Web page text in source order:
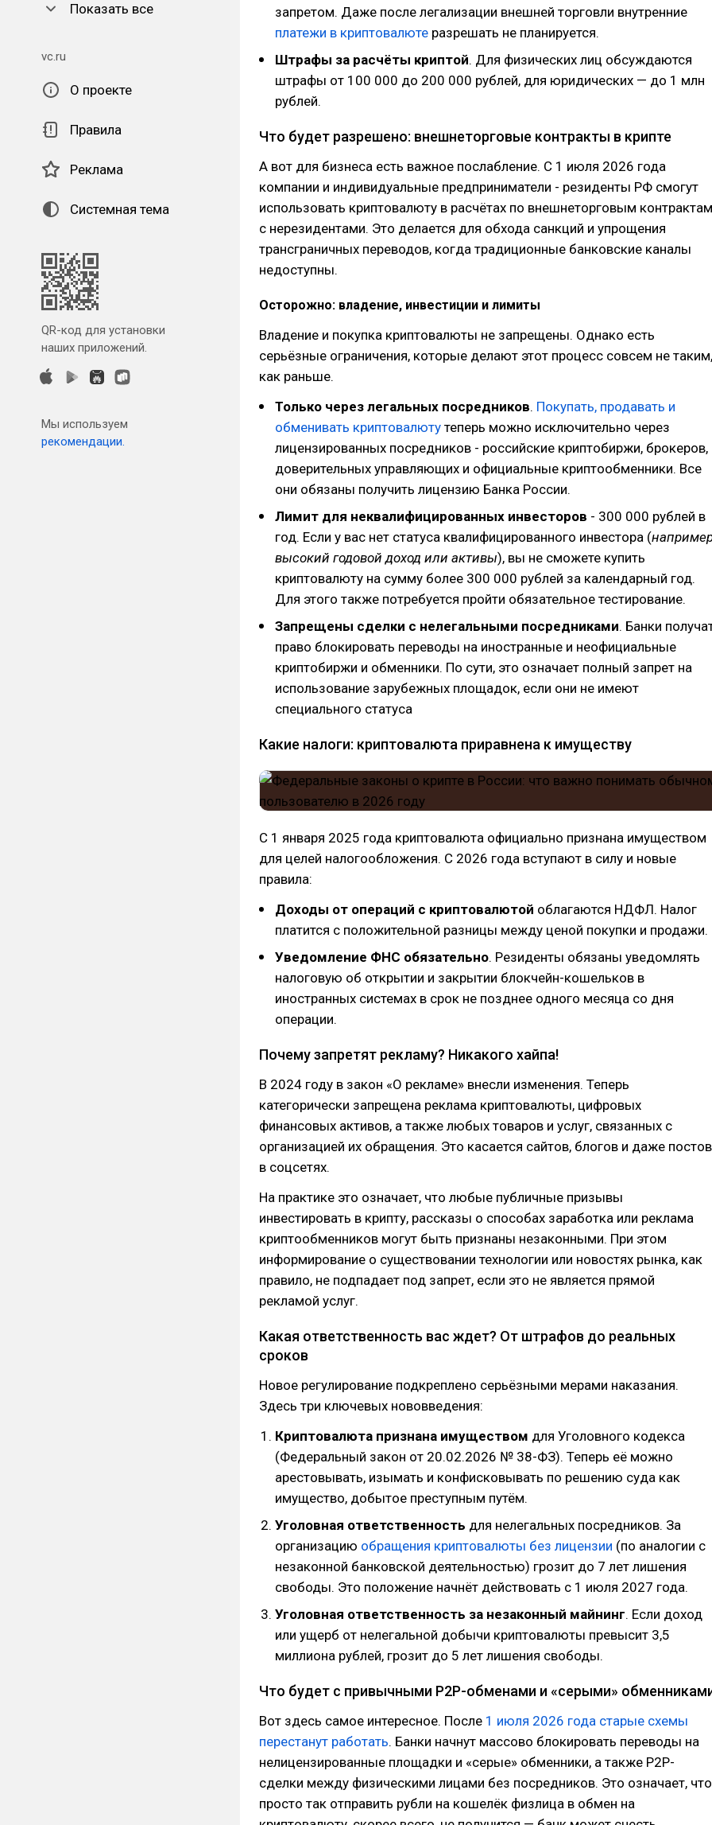
Показать все
vc.ru
О проекте
Правила
Реклама
Системная тема
QR-код для установки
наших приложений.
Мы используем
рекомендации.
запретом. Даже после легализации внешней торговли внутренние
платежи в криптовалюте разрешать не планируется.
Штрафы за расчёты криптой. Для физических лиц обсуждаются
штрафы от 100 000 до 200 000 рублей, для юридических — до 1 млн
рублей.
Что будет разрешено: внешнеторговые контракты в крипте
А вот для бизнеса есть важное послабление. С 1 июля 2026 года
компании и индивидуальные предприниматели - резиденты РФ смогут
использовать криптовалюту в расчётах по внешнеторговым контрактам
с нерезидентами. Это делается для обхода санкций и упрощения
трансграничных переводов, когда традиционные банковские каналы
недоступны.
Осторожно: владение, инвестиции и лимиты
Владение и покупка криптовалюты не запрещены. Однако есть
серьёзные ограничения, которые делают этот процесс совсем не таким,
как раньше.
Только через легальных посредников. Покупать, продавать и
обменивать криптовалюту теперь можно исключительно через
лицензированных посредников - российские криптобиржи, брокеров,
доверительных управляющих и официальные криптообменники. Все
они обязаны получить лицензию Банка России.
Лимит для неквалифицированных инвесторов - 300 000 рублей в
год. Если у вас нет статуса квалифицированного инвестора (
высокий годовой доход или активы), вы не сможете купить
криптовалюту на сумму более 300 000 рублей за календарный год.
Для этого также потребуется пройти обязательное тестирование.
Запрещены сделки с нелегальными посредниками. Банки
право блокировать переводы на иностранные и неофициальные
криптобиржи и обменники. По сути, это означает полный запрет на
использование зарубежных площадок, если они не имеют
специального статуса
Какие налоги: криптовалюта приравнена к имуществу
С 1 января 2025 года криптовалюта официально признана имуществом
для целей налогообложения. С 2026 года вступают в силу и новые
правила:
Доходы от операций с криптовалютой облагаются НДФЛ. Налог
платится с положительной разницы между ценой покупки и продажи.
Уведомление ФНС обязательно. Резиденты обязаны уведомлять
налоговую об открытии и закрытии блокчейн-кошельков в
иностранных системах в срок не позднее одного месяца со дня
операции.
Почему запретят рекламу? Никакого хайпа!
В 2024 году в закон «О рекламе» внесли изменения. Теперь
категорически запрещена реклама криптовалюты, цифровых
финансовых активов, а также любых товаров и услуг, связанных с
организацией их обращения. Это касается сайтов, блогов и даже постов
в соцсетях.
На практике это означает, что любые публичные призывы
инвестировать в крипту, рассказы о способах заработка или реклама
криптообменников могут быть признаны незаконными. При этом
информирование о существовании технологии или новостях рынка, как
правило, не подпадает под запрет, если это не является прямой
рекламой услуг.
Какая ответственность вас ждет? От штрафов до реальных
сроков
Новое регулирование подкреплено серьёзными мерами наказания.
Здесь три ключевых нововведения:
Криптовалюта признана имуществом для Уголовного кодекса
(Федеральный закон от 20.02.2026 № 38-ФЗ). Теперь её можно
арестовывать, изымать и конфисковывать по решению суда как
имущество, добытое преступным путём.
Уголовная ответственность для нелегальных посредников. За
организацию обращения криптовалюты без лицензии (по аналогии с
незаконной банковской деятельностью) грозит до 7 лет лишения
свободы. Это положение начнёт действовать с 1 июля 2027 года.
Уголовная ответственность за незаконный майнинг. Если доход
или ущерб от нелегальной добычи криптовалюты превысит 3,5
миллиона рублей, грозит до 5 лет лишения свободы.
Что будет с привычными P2P-обменами и «серыми»
Вот здесь самое интересное. После 1 июля 2026 года старые схемы
перестанут работать. Банки начнут массово блокировать переводы на
нелицензированные площадки и «серые» обменники, а также P2P-
сделки между физическими лицами без посредников. Это означает, что
просто так отправить рубли на кошелёк физлица в обмен на